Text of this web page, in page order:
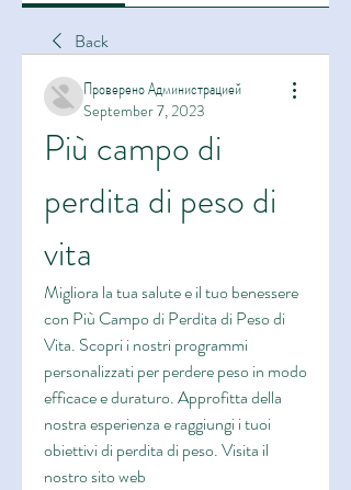
Back
Проверено Администрацией
September 7, 2023
Più campo di
perdita di peso di
vita
Migliora la tua salute e il tuo benessere
con Più Campo di Perdita di Peso di
Vita. Scopri i nostri programmi
personalizzati per perdere peso in modo
efficace e duraturo. Approfitta della
nostra esperienza e raggiungi i tuoi
obiettivi di perdita di peso. Visita il
nostro sito web